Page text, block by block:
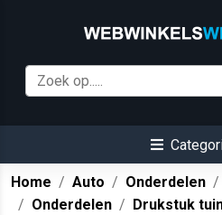
Home Auto Onderdelen
Onderdelen
Drukstuk